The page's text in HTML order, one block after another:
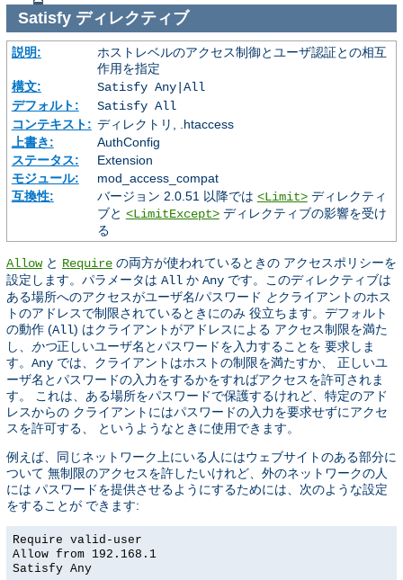
Satisfyディレクティブ
説明:
ホストレベルのアクセス制御とユーザ認証との相互
作用を指定
構文:
Satisfy Any|All
デフォルト:
Satisfy All
コンテキスト: ディレクトリ, .htaccess
上書き:
AuthConfig
ステータス:
Extension
モジュール:
mod_access_compat
互換性:
バージョン 2.0.51 以降では <Limit>ディレクティ
ブと <LimitExcept>ディレクティブの影響を受け
る
Allowと Require の両方が使われているときの アクセスポリシーを
設定します。パラメータは All か Any です。このディレクティブは
ある場所へのアクセスがユーザ名/パスワード とクライアントのホス
トのアドレスで制限されているときにのみ 役立ちます。デフォルト
の動作 (All) はクライアントがアドレスによる アクセス制限を満た
し、
かつ正しいユーザ名とパスワードを入力することを 要求しま
す。 Any では、クライアントはホストの制限を満たすか、 正しいユ
ーザ名とパスワードの入力をするかをすればアクセスを許可されま
す。 これは、ある場所をパスワードで保護するけれど、特定のアド
レスからの クライアントにはパスワードの入力を要求せずにアクセ
スを許可する、 というようなときに使用できます。
例えば、同じネットワーク上にいる人にはウェブサイトのある部分に
ついて 無制限のアクセスを許したいけれど、外のネットワークの人
には パスワードを提供させるようにするためには、次のような設定
をすることが できます:
Require valid-user
Allow from 192.168.1
Satisfy Any